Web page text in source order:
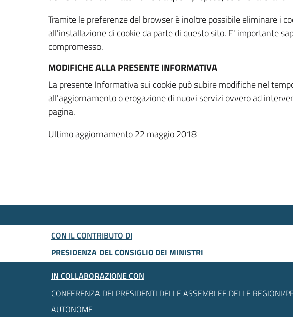
Tramite le preferenze del browser è inoltre possibile eliminare i
all'installazione di cookie da parte di questo sito. E' importante
compromesso.
MODIFICHE ALLA PRESENTE INFORMATIVA
La presente Informativa sui cookie può subire modifiche nel
all'aggiornamento o erogazione di nuovi servizi ovvero ad
pagina.
Ultimo aggiornamento 22 maggio 2018
CON IL CONTRIBUTO DI
PRESIDENZA DEL CONSIGLIO DEI MINISTRI
IN COLLABORAZIONE CON
CONFERENZA DEI PRESIDENTI DELLE ASSEMBLEE DELLE REGIONI/
AUTONOME